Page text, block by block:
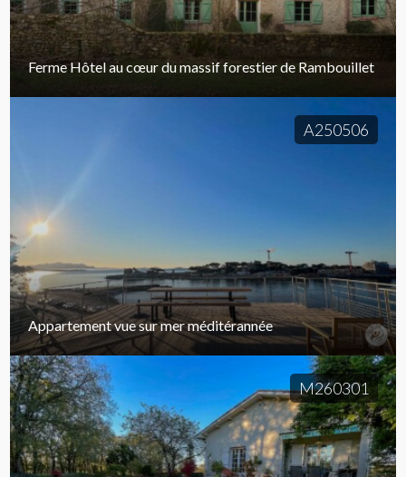
Ferme Hôtel au cœur du massif forestier de Rambouillet
A250506
Appartement vue sur mer méditérannée
M260301